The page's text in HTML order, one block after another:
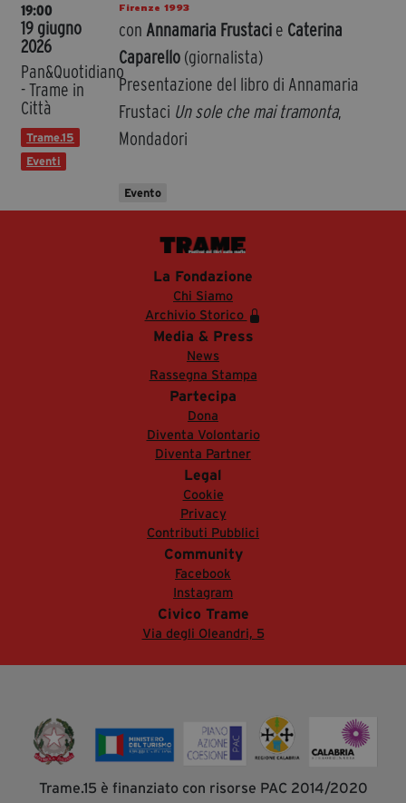
19:00
19 giugno
2026
Pan&Quotidiano
- Trame in
Città
Trame.15
Eventi
Firenze 1993
con Annamaria Frustaci e Caterina
Caparello (giornalista)
Presentazione del libro di Annamaria
Frustaci Un sole che mai tramonta,
Mondadori
Evento
La Fondazione
Chi Siamo
Archivio Storico
Media & Press
News
Rassegna Stampa
Partecipa
Dona
Diventa Volontario
Diventa Partner
Legal
Cookie
Privacy
Contributi Pubblici
Community
Facebook
Instagram
Civico Trame
Via degli Oleandri, 5
Trame.15 è finanziato con risorse PAC 2014/2020